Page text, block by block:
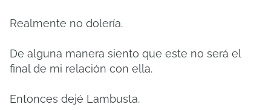
Realmente no dolería.
De alguna manera siento que este no será el
final de mi relación con ella.
Entonces dejé Lambusta.